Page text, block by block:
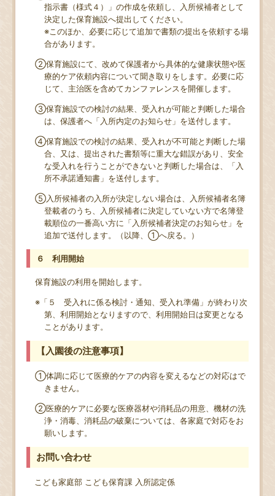
指示書（様式４）」の作成を依頼し、入所候補者として
決定した保育施設へ提出してください。
※このほか、必要に応じて追加で書類の提出を依頼する場
合があります。
②保育施設にて、改めて保護者から具体的な健康状態や医
療的ケア依頼内容について聞き取りをします。必要に応
じて、主治医を含めてカンファレンスを開催します。
③保育施設での検討の結果、受入れが可能と判断した場合
は、保護者へ「入所内定のお知らせ」を送付します。
④保育施設での検討の結果、受入れが不可能と判断した場
合、又は、提出された書類等に重大な錯誤があり、安全
な受入れを行うことができないと判断した場合は、「入
所不承諾通知書」を送付します。
⑤入所候補者の入所が決定しない場合は、入所候補者名簿
登載者のうち、入所候補者に決定していない方で名簿登
載順位の一番高い方に「入所候補者決定のお知らせ」を
追加で送付します。（以降、①へ戻る。）
６ 利用開始
保育施設の利用を開始します。
※「５ 受入れに係る検討・通知、受入れ準備」が終わり次
第、利用開始となりますので、利用開始日は変更となる
ことがあります。
【入園後の注意事項】
①体調に応じて医療的ケアの内容を変えるなどの対応はで
きません。
②医療的ケアに必要な医療器材や消耗品の用意、機材の洗
浄・消毒、消耗品の破棄については、各家庭で対応をお
願いします。
お問い合わせ
こども家庭部 こども保育課 入所認定係